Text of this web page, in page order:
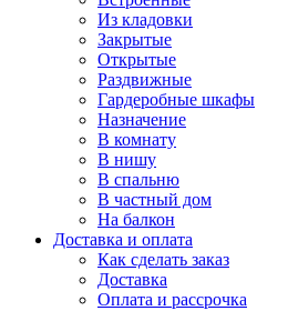
Из кладовки
Закрытые
Открытые
Раздвижные
Гардеробные шкафы
Назначение
В комнату
В нишу
В спальню
В частный дом
На балкон
Доставка и оплата
Как сделать заказ
Доставка
Оплата и рассрочка